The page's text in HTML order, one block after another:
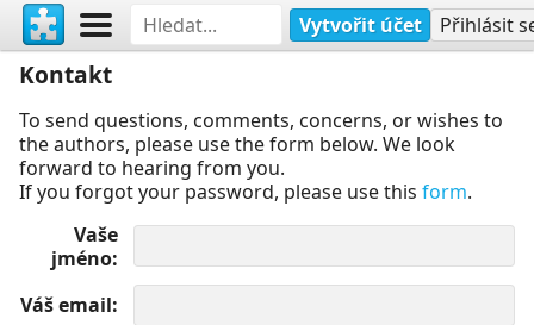
Vytvořit účet Přihlásit
Kontakt
To send questions, comments, concerns, or wishes to
the authors, please use the form below. We look
forward to hearing from you.
If you forgot your password, please use this form.
Vaše
jméno
Váš email